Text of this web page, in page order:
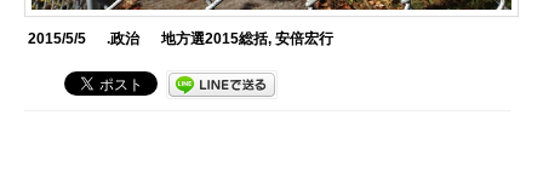
2015/5/5 .政治 地方選2015総括, 安倍宏行